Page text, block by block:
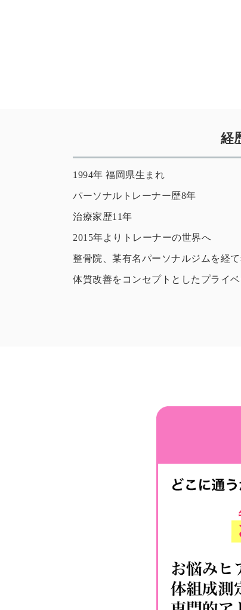
経
1994年 福岡県生まれ
パーソナルトレーナー歴8年
治療家歴11年
2015年よりトレーナーの世界へ
整骨院、某有名パーソナルジムを経
体質改善をコンセプトとしたプライ